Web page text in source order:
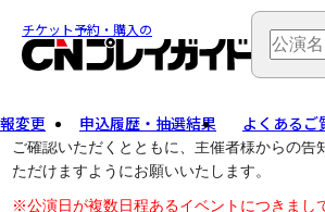
チケット予約・購入の
変更 申込履歴・抽選結果 よくあるご
公演中止に伴う払戻し・延期等のご案内は、
ご確認いただくとともに、主催者様からの告
ただけますようにお願いいたします。
※公演日が複数日程あるイベントにつきまし